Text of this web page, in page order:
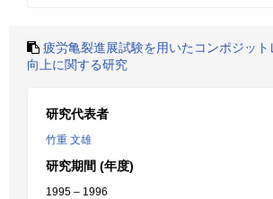
疲労亀裂進展試験を用いたコンポジット
向上に関する研究
研究代表者
竹重 文雄
研究期間 (年度)
1995 – 1996